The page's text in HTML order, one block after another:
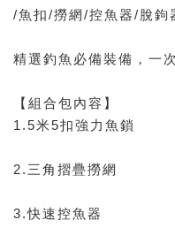
/魚扣/撈網/控魚器/脫鉤
精選釣魚必備裝備，一
【組合包內容】
1.5米5扣強力魚鎖
2.三角摺疊撈網
3.快速控魚器